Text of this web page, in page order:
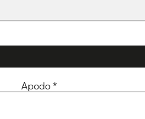
Apodo *